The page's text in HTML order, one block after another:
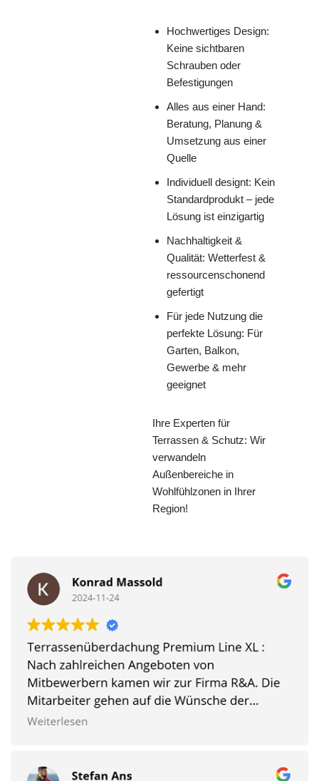
Hochwertiges Design:
Keine sichtbaren
Schrauben oder
Befestigungen
Alles aus einer Hand:
Beratung, Planung &
Umsetzung aus einer
Quelle
Individuell designt: Kein
Standardprodukt – jede
Lösung ist einzigartig
Nachhaltigkeit &
Qualität: Wetterfest &
ressourcenschonend
gefertigt
Für jede Nutzung die
perfekte Lösung: Für
Garten, Balkon,
Gewerbe & mehr
geeignet
Ihre Experten für
Terrassen & Schutz: Wir
verwandeln
Außenbereiche in
Wohlfühlzonen in Ihrer
Region!